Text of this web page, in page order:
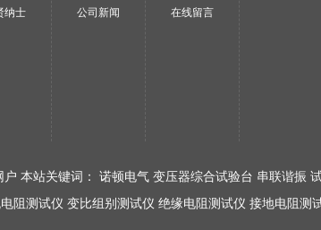
纳士 公司新闻 在线留言
户 本站关键词： 诺顿电气 变压器综合试验台 串联谐振
阻测试仪 变比组别测试仪 绝缘电阻测试仪 接地电阻测